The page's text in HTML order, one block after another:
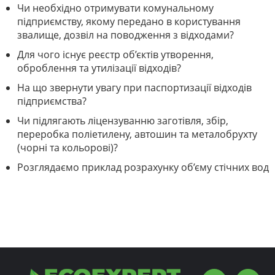
Чи необхідно отримувати комунальному
підприємству, якому передано в користування
звалище, дозвіл на поводження з відходами?
Для чого існує реєстр об’єктів утворення,
оброблення та утилізації відходів?
На що звернути увагу при паспортизації відходів
підприємства?
Чи підлягають ліцензуванню заготівля, збір,
переробка поліетилену, автошин та металобрухту
(чорні та кольорові)?
Розглядаємо приклад розрахунку об’єму стічних вод